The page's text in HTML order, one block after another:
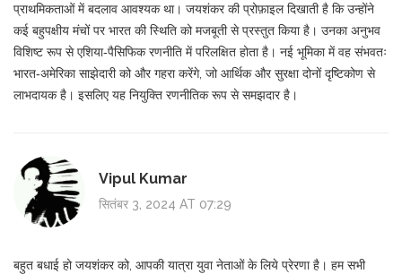
प्राथमिकताओं में बदलाव आवश्यक था। जयशंकर की प्रोफ़ाइल दिखाती है कि उन्होंने
कई बहुपक्षीय मंचों पर भारत की स्थिति को मजबूती से प्रस्तुत किया है। उनका अनुभव
विशिष्ट रूप से एशिया‑पैसिफिक रणनीति में परिलक्षित होता है। नई भूमिका में वह संभवतः
भारत‑अमेरिका साझेदारी को और गहरा करेंगे, जो आर्थिक और सुरक्षा दोनों दृष्टिकोण से
लाभदायक है। इसलिए यह नियुक्ति रणनीतिक रूप से समझदार है।
Vipul Kumar
सितंबर 3, 2024 AT 07:29
बहुत बधाई हो जयशंकर को, आपकी यात्रा युवा नेताओं के लिये प्रेरणा है। हम सभी